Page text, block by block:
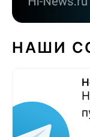
НАШИ